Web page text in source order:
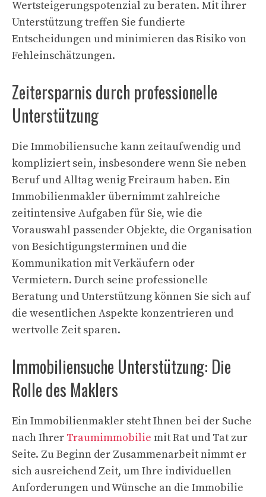
Wertsteigerungspotenzial zu beraten. Mit ihrer
Unterstützung treffen Sie fundierte
Entscheidungen und minimieren das Risiko von
Fehleinschätzungen.
Zeitersparnis durch professionelle
Unterstützung
Die Immobiliensuche kann zeitaufwendig und
kompliziert sein, insbesondere wenn Sie neben
Beruf und Alltag wenig Freiraum haben. Ein
Immobilienmakler übernimmt zahlreiche
zeitintensive Aufgaben für Sie, wie die
Vorauswahl passender Objekte, die Organisation
von Besichtigungsterminen und die
Kommunikation mit Verkäufern oder
Vermietern. Durch seine professionelle
Beratung und Unterstützung können Sie sich auf
die wesentlichen Aspekte konzentrieren und
wertvolle Zeit sparen.
Immobiliensuche Unterstützung: Die
Rolle des Maklers
Ein Immobilienmakler steht Ihnen bei der Suche
nach Ihrer Traumimmobilie mit Rat und Tat zur
Seite. Zu Beginn der Zusammenarbeit nimmt er
sich ausreichend Zeit, um Ihre individuellen
Anforderungen und Wünsche an die Immobilie